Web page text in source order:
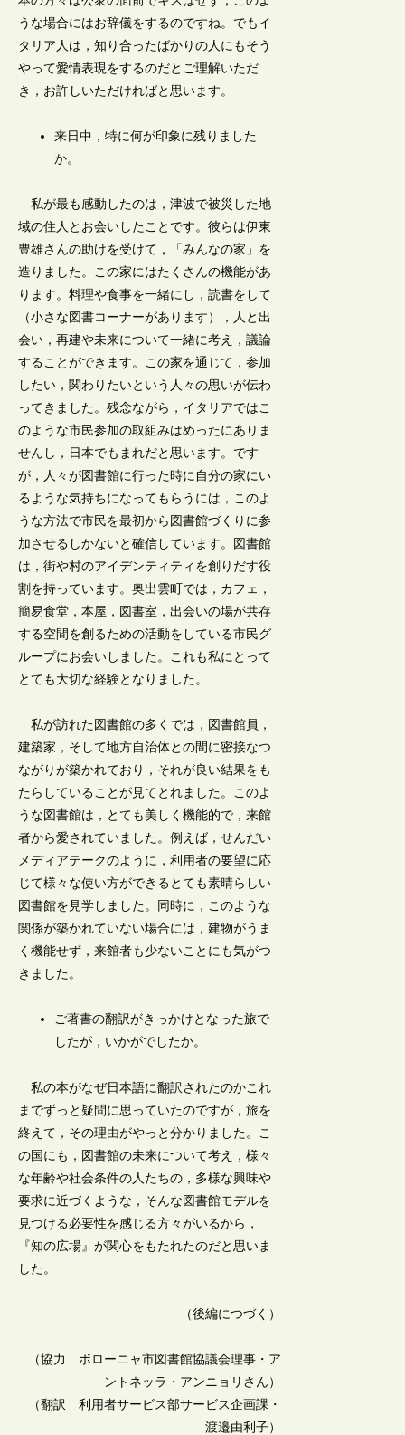
うな場合にはお辞儀をするのですね。でもイ
タリア人は，知り合ったばかりの人にもそう
やって愛情表現をするのだとご理解いただ
き，お許しいただければと思います。
来日中，特に何が印象に残りました
か。
私が最も感動したのは，津波で被災した地
域の住人とお会いしたことです。彼らは伊東
豊雄さんの助けを受けて，「みんなの家」を
造りました。この家にはたくさんの機能があ
ります。料理や食事を一緒にし，読書をして
（小さな図書コーナーがあります），人と出
会い，再建や未来について一緒に考え，議論
することができます。この家を通じて，参加
したい，関わりたいという人々の思いが伝わ
ってきました。残念ながら，イタリアではこ
のような市民参加の取組みはめったにありま
せんし，日本でもまれだと思います。です
が，人々が図書館に行った時に自分の家にい
るような気持ちになってもらうには，このよ
うな方法で市民を最初から図書館づくりに参
加させるしかないと確信しています。図書館
は，街や村のアイデンティティを創りだす役
割を持っています。奥出雲町では，カフェ，
簡易食堂，本屋，図書室，出会いの場が共存
する空間を創るための活動をしている市民グ
ループにお会いしました。これも私にとって
とても大切な経験となりました。
私が訪れた図書館の多くでは，図書館員，
建築家，そして地方自治体との間に密接なつ
ながりが築かれており，それが良い結果をも
たらしていることが見てとれました。このよ
うな図書館は，とても美しく機能的で，来館
者から愛されていました。例えば，せんだい
メディアテークのように，利用者の要望に応
じて様々な使い方ができるとても素晴らしい
図書館を見学しました。同時に，このような
関係が築かれていない場合には，建物がうま
く機能せず，来館者も少ないことにも気がつ
きました。
ご著書の翻訳がきっかけとなった旅で
したが，いかがでしたか。
私の本がなぜ日本語に翻訳されたのかこれ
までずっと疑問に思っていたのですが，旅を
終えて，その理由がやっと分かりました。こ
の国にも，図書館の未来について考え，様々
な年齢や社会条件の人たちの，多様な興味や
要求に近づくような，そんな図書館モデルを
見つける必要性を感じる方々がいるから，
『知の広場』が関心をもたれたのだと思いま
した。
（後編につづく）
（協力 ボローニャ市図書館協議会理事・ア
ントネッラ・アンニョリさん）
（翻訳 利用者サービス部サービス企画課・
渡邉由利子）